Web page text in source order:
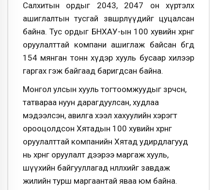
Салхитын ордыг 2043, 2047 он хүртэлх
ашиглалтын тусгай зөвшөөрлүүдийг цуцалсан
байна. Тус ордыг БНХАУ-ын 100 хувийн хөрөнгө
оруулалттай компани ашиглаж байсан бөгөөд
154 мянган тонн хүдэр хууль бусаар хилээр
гаргах гэж байгаад баригдсан байна.
Монгол улсын хууль тогтоомжуудыг зөрчсөн,
татвараа нуун дарагдуулсан, худлаа
мэдээлсэн, авилга хээл хахуулийн хэрэгт
орооцолдсон Хятадын 100 хувийн хөрөнгө
оруулалттай компанийн Хятад удирдлагууд
нь хөрөнгө оруулалт дээрээ маргаж хууль,
шүүхийн байгууллагад нөлөөлөхийг завдаж
жилийн турш маргаантай яваа юм байна.